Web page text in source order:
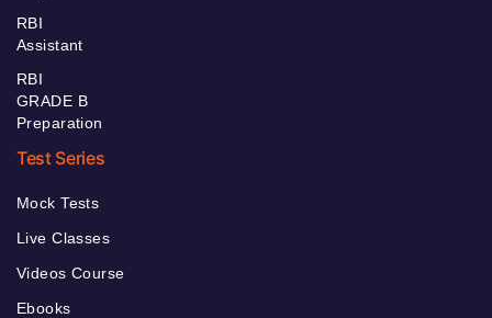
RBI
Assistant
RBI
GRADE B
Preparation
Test Series
Mock Tests
Live Classes
Videos Course
Ebooks